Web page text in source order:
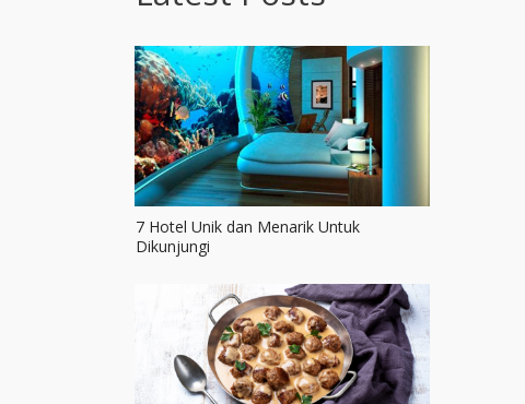
7 Hotel Unik dan Menarik Untuk
Dikunjungi